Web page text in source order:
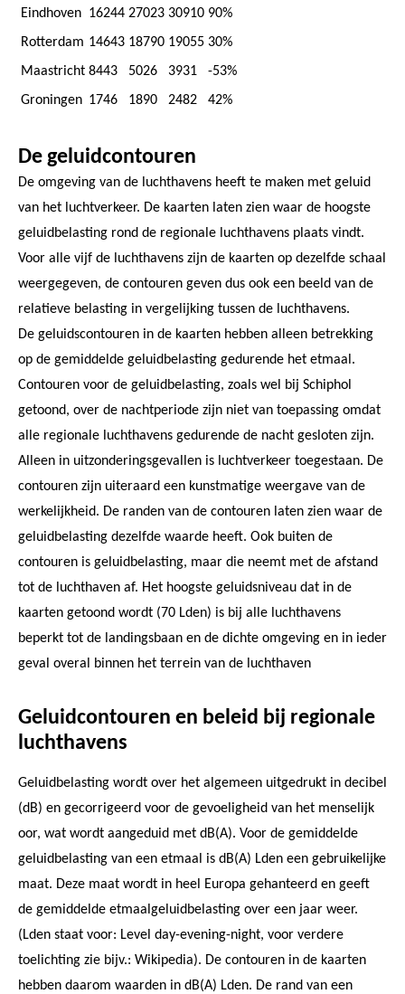
Eindhoven 16244 27023 30910 90%
Rotterdam 14643 18790 19055 30%
Maastricht 8443 5026 3931
-53%
Groningen 1746 1890 2482 42%
De geluidcontouren
De omgeving van de luchthavens heeft te maken met geluid
van het luchtverkeer. De kaarten laten zien waar de hoogste
geluidbelasting rond de regionale luchthavens plaats vindt.
Voor alle vijf de luchthavens zijn de kaarten op dezelfde schaal
weergegeven, de contouren geven dus ook een beeld van de
relatieve belasting in vergelijking tussen de luchthavens.
De geluidscontouren in de kaarten hebben alleen betrekking
op de gemiddelde geluidbelasting gedurende het etmaal.
Contouren voor de geluidbelasting, zoals wel bij Schiphol
getoond, over de nachtperiode zijn niet van toepassing omdat
alle regionale luchthavens gedurende de nacht gesloten zijn.
Alleen in uitzonderingsgevallen is luchtverkeer toegestaan. De
contouren zijn uiteraard een kunstmatige weergave van de
werkelijkheid. De randen van de contouren laten zien waar de
geluidbelasting dezelfde waarde heeft. Ook buiten de
contouren is geluidbelasting, maar die neemt met de afstand
tot de luchthaven af. Het hoogste geluidsniveau dat in de
kaarten getoond wordt (70 Lden) is bij alle luchthavens
beperkt tot de landingsbaan en de dichte omgeving en in ieder
geval overal binnen het terrein van de luchthaven
Geluidcontouren en beleid bij regionale
luchthavens
Geluidbelasting wordt over het algemeen uitgedrukt in decibel
(dB) en gecorrigeerd voor de gevoeligheid van het menselijk
oor, wat wordt aangeduid met dB(A). Voor de gemiddelde
geluidbelasting van een etmaal is dB(A) Lden een gebruikelijke
maat. Deze maat wordt in heel Europa gehanteerd en geeft
de gemiddelde etmaalgeluidbelasting over een jaar weer.
(Lden staat voor: Level day-evening-night, voor verdere
toelichting zie bijv.: Wikipedia). De contouren in de kaarten
hebben daarom waarden in dB(A) Lden. De rand van een